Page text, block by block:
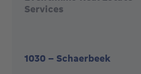
Services
1030 - Schaerbeek